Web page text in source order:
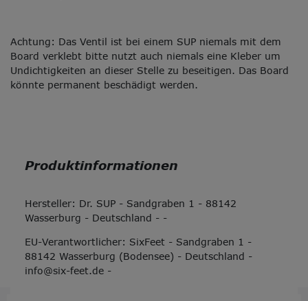
Achtung: Das Ventil ist bei einem SUP niemals mit dem
Board verklebt bitte nutzt auch niemals eine Kleber um
Undichtigkeiten an dieser Stelle zu beseitigen. Das Board
könnte permanent beschädigt werden.
Produktinformationen
Hersteller: Dr. SUP - Sandgraben 1 - 88142
Wasserburg - Deutschland - -
EU-Verantwortlicher: SixFeet - Sandgraben 1 -
88142 Wasserburg (Bodensee) - Deutschland -
info@six-feet.de -